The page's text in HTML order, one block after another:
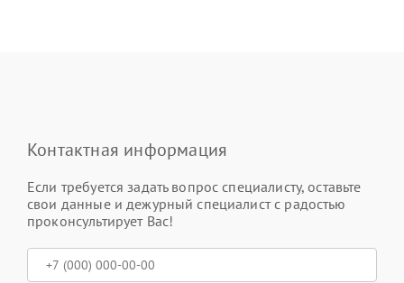
Контактная информация
Если требуется задать вопрос специалисту, оставьте
свои данные и дежурный специалист с радостью
проконсультирует Вас!